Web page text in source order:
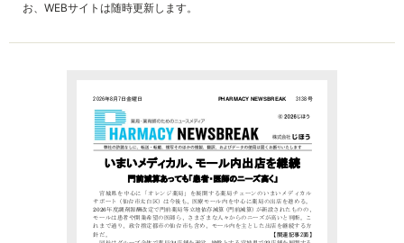
お、WEBサイトは随時更新します。